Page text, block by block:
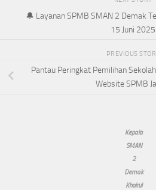
🔔 Layanan SPMB SMAN 2 Demak
15 Juni 2025!
PREVIOUS
Pantau Peringkat Pemilihan
Website SPMB
Kepala
SMAN
2
Demak
Khoirul